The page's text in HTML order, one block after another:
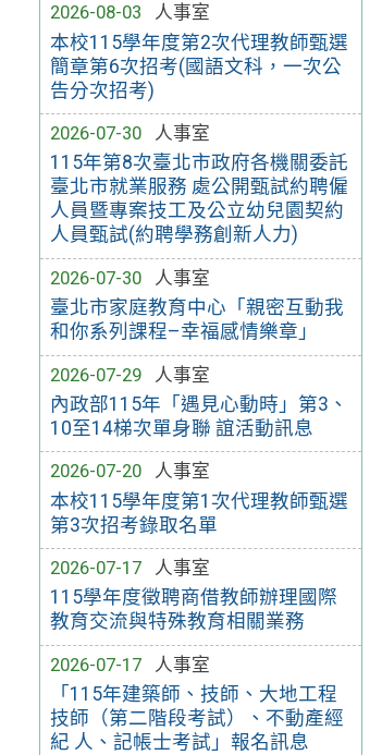
2026-08-03
人事室
本校115學年度第2次代理教師甄選
簡章第6次招考(國語文科，一次公
告分次招考)
2026-07-30
人事室
115年第8次臺北市政府各機關委託
臺北市就業服務 處公開甄試約聘僱
人員暨專案技工及公立幼兒園契約
人員甄試(約聘學務創新人力)
2026-07-30
人事室
臺北市家庭教育中心「親密互動我
和你系列課程–幸福感情樂章」
2026-07-29
人事室
內政部115年「遇見心動時」第3、
10至14梯次單身聯 誼活動訊息
2026-07-20
人事室
本校115學年度第1次代理教師甄選
第3次招考錄取名單
2026-07-17
人事室
115學年度徵聘商借教師辦理國際
教育交流與特殊教育相關業務
2026-07-17
人事室
「115年建築師、技師、大地工程
技師（第二階段考試）、不動產經
紀 人、記帳士考試」報名訊息